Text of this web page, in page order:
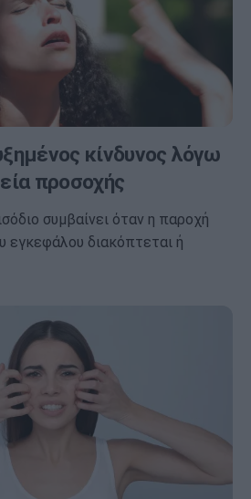
κίνδυνος λόγω
προσοχής
συμβαίνει όταν η παροχή
εγκεφάλου διακόπτεται ή